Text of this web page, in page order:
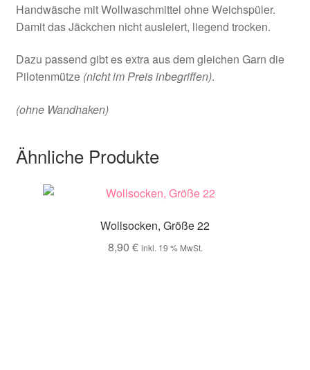
Handwäsche mit Wollwaschmittel ohne Weichspüler.
Damit das Jäckchen nicht ausleiert, liegend trocken.
Dazu passend gibt es extra aus dem gleichen Garn die
Pilotenmütze (nicht im Preis inbegriffen).
(ohne Wandhaken)
Ähnliche Produkte
Wollsocken, Größe 22
8,90 € inkl. 19 % MwSt.